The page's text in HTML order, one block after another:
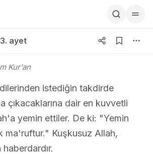
ayet
Kur'an
istediğin takdirde
çıkacaklarına dair en kuvvetli
yemin ettiler. De ki: "Yemin
ma'ruftur." Kuşkusuz Allah,
haberdardır.